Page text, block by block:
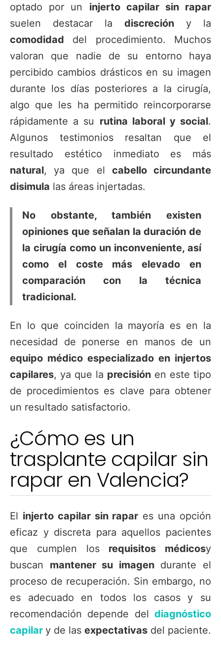
optado por un injerto capilar sin rapar
suelen destacar la discreción y la
comodidad del procedimiento. Muchos
valoran que nadie de su entorno haya
percibido cambios drásticos en su imagen
durante los días posteriores a la cirugía,
algo que les ha permitido reincorporarse
rápidamente a su rutina laboral y social.
Algunos testimonios resaltan que el
resultado estético inmediato es más
natural, ya que el cabello circundante
disimula las áreas injertadas.
No obstante, también existen
opiniones que señalan la duración de
la cirugía como un inconveniente, así
como el coste más elevado en
comparación con la técnica
tradicional.
En lo que coinciden la mayoría es en la
necesidad de ponerse en manos de un
equipo médico especializado en injertos
capilares, ya que la precisión en este tipo
de procedimientos es clave para obtener
un resultado satisfactorio.
¿Cómo es un
trasplante capilar sin
rapar en Valencia?
El injerto capilar sin rapar es una opción
eficaz y discreta para aquellos pacientes
que cumplen los requisitos médicosy
buscan mantener su imagendurante el
proceso de recuperación. Sin embargo, no
es adecuado en todos los casos y su
recomendación depende del diagnóstico
capilar y de las expectativas del paciente.